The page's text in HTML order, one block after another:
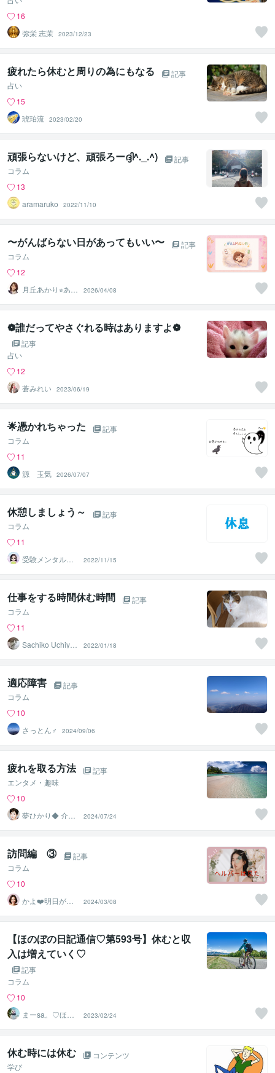
16
弥栄 志茉 2023/12/23
疲れたら休むと周りの為にもなる
記事
占い
15
琥珀流 2023/02/20
頑張らないけど、頑張ろーദ്ദി^._.^)
記事
コラム
13
aramaruko
2022/11/10
〜がんばらない日があってもいい〜
記事
コラム
12
月丘あかり⭐︎あな
たの心の救急箱
2026/04/08
❁誰だってやさぐれる時はありますよ❁
記事
占い
12
蒼みれい 2023/06/19
🌟憑かれちゃった
記事
コラム
11
源 玉気 2026/07/07
休憩しましょう～
記事
コラム
11
受験メンタルト
レーナー イロ
ハル
2022/11/15
仕事をする時間休む時間
記事
コラム
11
Sachiko Uchiya
2022/01/18
適応障害
記事
コラム
10
さっとん♂
2024/09/06
疲れを取る方法
記事
エンタメ・趣味
10
夢ひかり◆ 介護
相談 お話リフ
レッシュ
2024/07/24
訪問編 ③
記事
コラム
10
かよ❤️明日が少
し楽しみになる
場所
2024/03/08
【ほのぼの日記通信♡第593号】休むと収
入は増えていく♡
記事
コラム
10
まーsa。♡ほの
ぼのブログ毎日
配信♡
2023/02/24
休む時には休む
コンテンツ
学び